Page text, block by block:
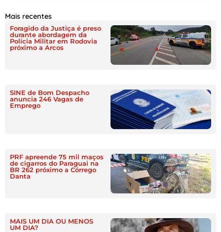
Mais recentes
Foragido da Justiça é preso
durante abordagem da
Polícia Militar em Rodovia
próximo a Arcos
SINE de Bom Despacho
anuncia 246 Vagas de
Emprego
PRF apreende 75 mil maços
de cigarros do Paraguai na
BR 262 próximo a Córrego
Danta
MAIS UM DIA OU MENOS
UM DIA?